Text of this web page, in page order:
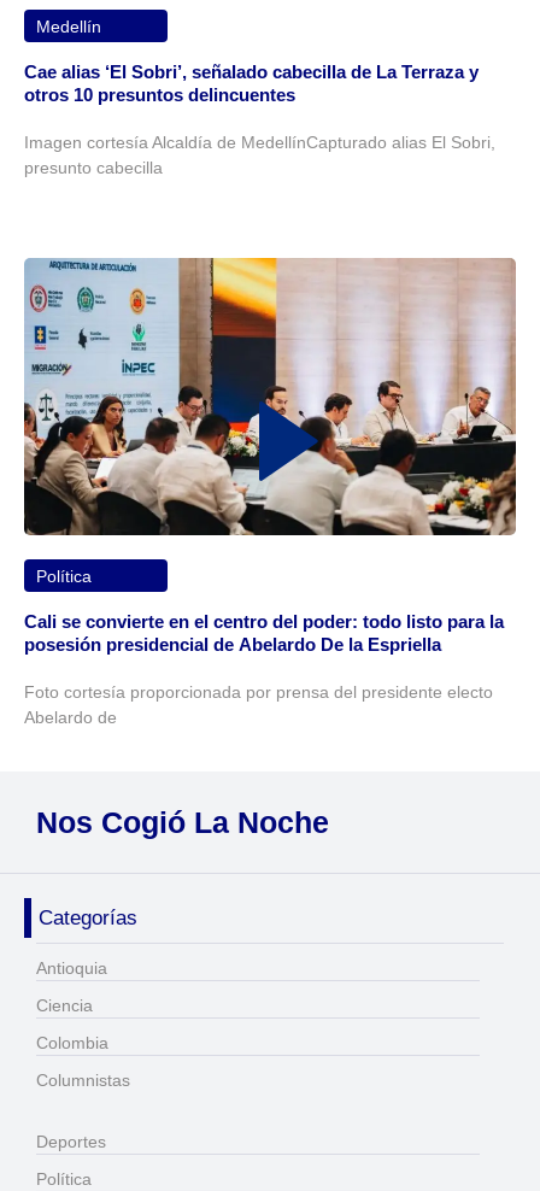
Medellín
Cae alias ‘El Sobri’, señalado cabecilla de La Terraza y
otros 10 presuntos delincuentes
Imagen cortesía Alcaldía de MedellínCapturado alias El Sobri,
presunto cabecilla
Política
Cali se convierte en el centro del poder: todo listo para la
posesión presidencial de Abelardo De la Espriella
Foto cortesía proporcionada por prensa del presidente electo
Abelardo de
Nos Cogió La Noche
Categorías
Antioquia
Ciencia
Colombia
Columnistas
Deportes
Política